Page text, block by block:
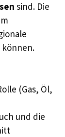
sind. Die
(Gas, Öl,
und die